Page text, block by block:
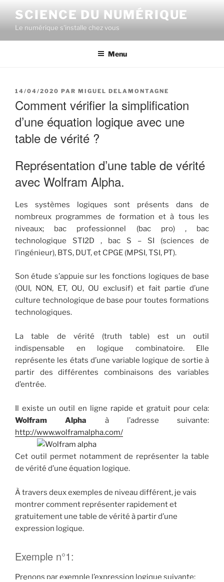
contenu
principal
SCIENCE DU NUMÉRIQUE
Le numérique s'installe chez vous
Menu
PUBLIÉ
14/04/2020 PAR MIGUEL DELAMONTAGNE
Comment vérifier la simplification
d’une équation logique avec une
table de vérité ?
Représentation d’une table de vérité
avec Wolfram Alpha.
Les systèmes logiques sont présents dans de
nombreux programmes de formation et à tous les
niveaux; bac professionnel (bac pro) , bac
technologique STI2D , bac S – SI (sciences de
l’ingénieur), BTS, DUT, et CPGE (MPSI, TSI, PT).
Son étude s’appuie sur les fonctions logiques de base
(OUI, NON, ET, OU, OU exclusif) et fait partie d’une
culture technologique de base pour toutes formations
technologiques.
La table de vérité (truth table) est un outil
indispensable en logique combinatoire. Elle
représente les états d’une variable logique de sortie à
partir des différentes combinaisons des variables
d’entrée.
Il existe un outil en ligne rapide et gratuit pour cela:
Wolfram Alpha à l’adresse suivante:
http://www.wolframalpha.com/
Cet outil permet notamment de représenter la table
de vérité d’une équation logique.
À travers deux exemples de niveau différent, je vais
montrer comment représenter rapidement et
gratuitement une table de vérité à partir d’une
expression logique.
Exemple n°1:
Prenons par exemple l’expression logique suivante: